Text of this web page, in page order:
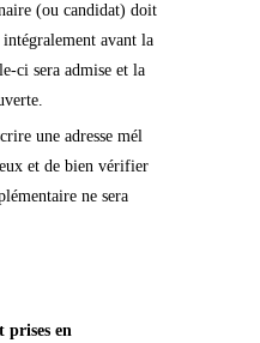
(ou candidat) doit
avant la
ci sera admise et la
une adresse mél
et de bien vérifier
ne sera
prises en